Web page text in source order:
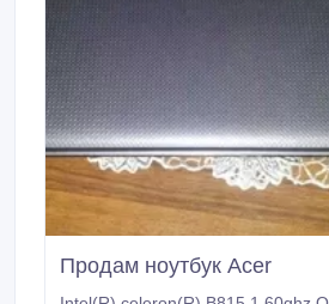
Продам ноутбук Acer